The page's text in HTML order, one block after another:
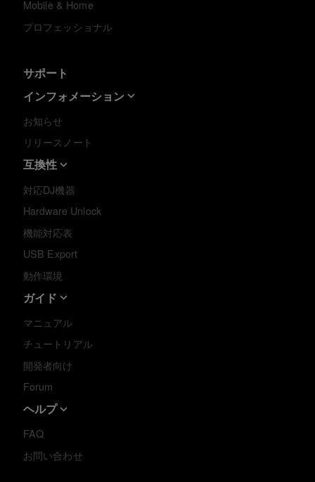
Mobile & Home
プロフェッショナル
サポート
インフォメーション
お知らせ
リリースノート
互換性
対応DJ機器
Hardware Unlock
機能対応表
USB Export
動作環境
ガイド
マニュアル
チュートリアル
開発者向け
Forum
ヘルプ
FAQ
お問い合わせ